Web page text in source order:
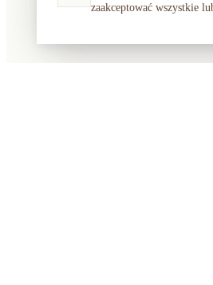
zaakceptować wszystkie